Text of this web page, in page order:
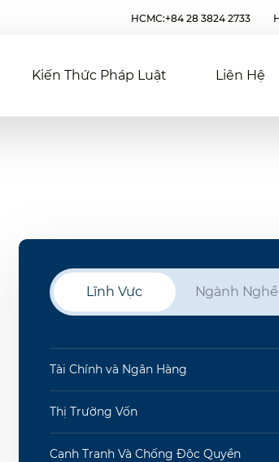
HCMC:+84 28 3824 2733
Kiến Thức Pháp Luật
Liên Hệ
Lĩnh Vực Ngành Nghề
Tài Chính và Ngân Hàng
Thị Trường Vốn
Cạnh Tranh Và Chống Độc Quyền